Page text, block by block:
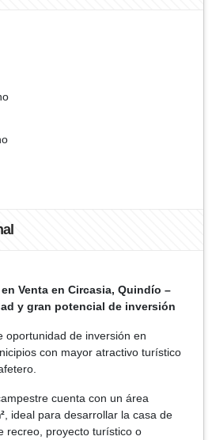
Venta en Circasia, Quindío –
y gran potencial de inversión
oportunidad de inversión en
con mayor atractivo turístico
cuenta con un área
, ideal para desarrollar la casa de
recreo, proyecto turístico o